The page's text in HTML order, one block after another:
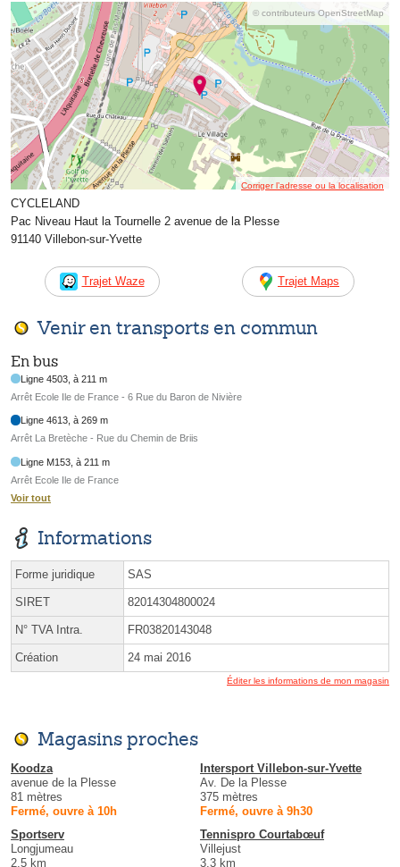
© contributeurs OpenStreetMap
Corriger l’adresse ou la localisation
CYCLELAND
Pac Niveau Haut la Tournelle 2 avenue de la Plesse
91140 Villebon-sur-Yvette
Trajet Waze Trajet Maps
Venir en transports en commun
En bus
Ligne 4503, à 211 m
Arrêt Ecole Ile de France - 6 Rue du Baron de Nivière
Ligne 4613, à 269 m
Arrêt La Bretèche - Rue du Chemin de Briis
Ligne M153, à 211 m
Arrêt Ecole Ile de France
Voir tout
Informations
Forme juridique SAS
SIRET 82014304800024
N° TVA Intra. FR03820143048
Création 24 mai 2016
Éditer les informations de mon magasin
Magasins proches
Koodza
avenue de la Plesse
81 mètres
Fermé, ouvre à 10h
Intersport Villebon-sur-Yvette
Av. De la Plesse
375 mètres
Fermé, ouvre à 9h30
Sportserv
Longjumeau
2.5 km
Tennispro Courtabœuf
Villejust
3.3 km